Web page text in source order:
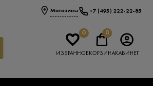
Магазины +7 (495) 222-22-85
0
ИЗБРАННОЕ
0
КОРЗИНАКАБИНЕТ